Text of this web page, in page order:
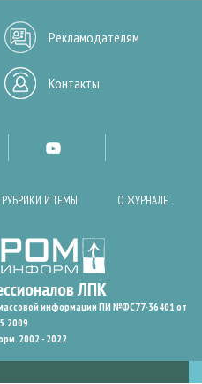
Рекламодателям
Контакты
РУБРИКИ И ТЕМЫ О ЖУРНАЛЕ
информации ПИ №ФС77-36401 от
2002 - 2022